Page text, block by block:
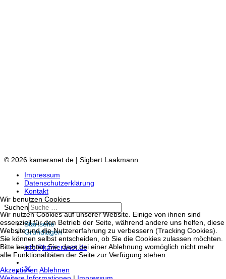
© 2026 kameranet.de | Sigbert Laakmann
Impressum
Datenschutzerklärung
Kontakt
Suchen
Startseite
Grundlagen
info@kameranet.de
Wir benutzen Cookies
Wir nutzen Cookies auf unserer Website. Einige von ihnen sind
essenziell für den Betrieb der Seite, während andere uns helfen, diese
Website und die Nutzererfahrung zu verbessern (Tracking Cookies).
Sie können selbst entscheiden, ob Sie die Cookies zulassen möchten.
Bitte beachten Sie, dass bei einer Ablehnung womöglich nicht mehr
alle Funktionalitäten der Seite zur Verfügung stehen.
Akzeptieren Ablehnen